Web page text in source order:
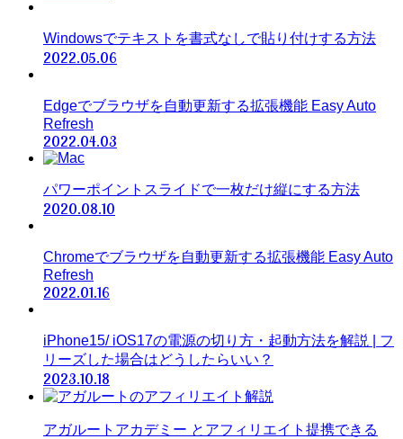
Windowsでテキストを書式なしで貼り付けする方法
2022.05.06
Edgeでブラウザを自動更新する拡張機能 Easy Auto
Refresh
2022.04.03
パワーポイントスライドで一枚だけ縦にする方法
2020.08.10
Chromeでブラウザを自動更新する拡張機能 Easy Auto
Refresh
2022.01.16
iPhone15/ iOS17の電源の切り方・起動方法を解説 | フ
リーズした場合はどうしたらいい？
2023.10.18
アガルートアカデミー とアフィリエイト提携できる